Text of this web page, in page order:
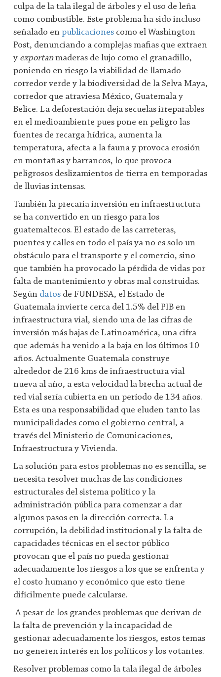
culpa de la tala ilegal de árboles y el uso de leña
como combustible. Este problema ha sido incluso
señalado en publicaciones como el Washington
Post, denunciando a complejas mafias que extraen
y exportanmaderas de lujo como el granadillo,
poniendo en riesgo la viabilidad de llamado
corredor verde y la biodiversidad de la Selva Maya,
corredor que atraviesa México, Guatemala y
Belice. La deforestación deja secuelas irreparables
en el medioambiente pues pone en peligro las
fuentes de recarga hídrica, aumenta la
temperatura, afecta a la fauna y provoca erosión
en montañas y barrancos, lo que provoca
peligrosos deslizamientos de tierra en temporadas
de lluvias intensas.
También la precaria inversión en infraestructura
se ha convertido en un riesgo para los
guatemaltecos. El estado de las carreteras,
puentes y calles en todo el país ya no es solo un
obstáculo para el transporte y el comercio, sino
que también ha provocado la pérdida de vidas por
falta de mantenimiento y obras mal construidas.
Según datos de FUNDESA, el Estado de
Guatemala invierte cerca del 1.5% del PIB en
infraestructura vial, siendo una de las cifras de
inversión más bajas de Latinoamérica, una cifra
que además ha venido a la baja en los últimos 10
años. Actualmente Guatemala construye
alrededor de 216 kms de infraestructura vial
nueva al año, a esta velocidad la brecha actual de
red vial sería cubierta en un período de 134 años.
Esta es una responsabilidad que eluden tanto las
municipalidades como el gobierno central, a
través del Ministerio de Comunicaciones,
Infraestructura y Vivienda.
La solución para estos problemas no es sencilla, se
necesita resolver muchas de las condiciones
estructurales del sistema político y la
administración pública para comenzar a dar
algunos pasos en la dirección correcta. La
corrupción, la debilidad institucional y la falta de
capacidades técnicas en el sector público
provocan que el país no pueda gestionar
adecuadamente los riesgos a los que se enfrenta y
el costo humano y económico que esto tiene
difícilmente puede calcularse.
A pesar de los grandes problemas que derivan de
la falta de prevención y la incapacidad de
gestionar adecuadamente los riesgos, estos temas
no generen interés en los políticos y los votantes.
Resolver problemas como la tala ilegal de árboles